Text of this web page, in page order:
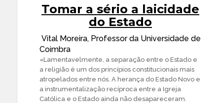
Tomar a sério a laicidade
do Estado
Vital Moreira, Professor da Universidade de
Coimbra
«Lamentavelmente, a separação entre o Estado e
a religião é um dos princípios constitucionais mais
atropelados entre nós. A herança do Estado Novo e
a instrumentalização recíproca entre a Igreja
Católica e o Estado ainda não desapareceram.